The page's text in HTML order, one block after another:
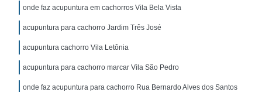
onde faz acupuntura em cachorros Vila Bela Vista
acupuntura para cachorro Jardim Três José
acupuntura cachorro Vila Letônia
acupuntura para cachorro marcar Vila São Pedro
onde faz acupuntura para cachorro Rua Bernardo Alves dos Santos